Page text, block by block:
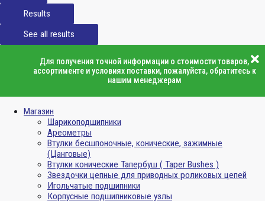
Results
See all results
Для получения точной информации о стоимости товаров,
ассортименте и условиях поставки, пожалуйста, обратитесь к
нашим менеджерам
Магазин
Шарикоподшипники
Ареометры
Втулки бесшпоночные, конические, зажимные
(Цанговые)
Втулки конические Тапербуш ( Taper Bushes )
Звездочки цепные для приводных роликовых цепей
Игольчатые подшипники
Корпусные подшипниковые узлы